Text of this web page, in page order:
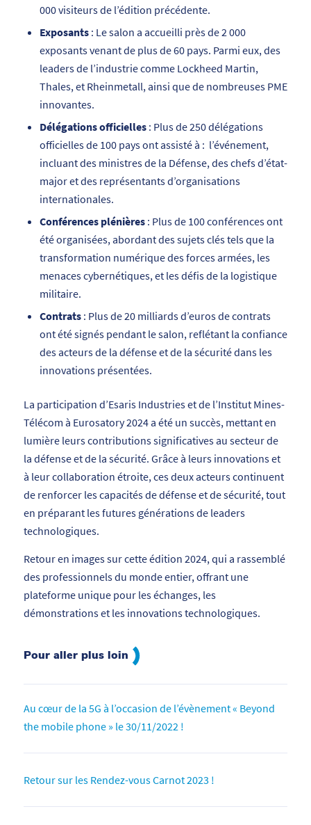
000 visiteurs de l’édition précédente.
Exposants: Le salon a accueilli près de 2 000
exposants venant de plus de 60 pays. Parmi eux, des
leaders de l’industrie comme Lockheed Martin,
Thales, et Rheinmetall, ainsi que de nombreuses PME
innovantes.
Délégations officielles: Plus de 250 délégations
officielles de 100 pays ont assisté à : l’événement,
incluant des ministres de la Défense, des chefs d’état-
major et des représentants d’organisations
internationales.
Conférences plénières: Plus de 100 conférences ont
été organisées, abordant des sujets clés tels que la
transformation numérique des forces armées, les
menaces cybernétiques, et les défis de la logistique
militaire.
Contrats: Plus de 20 milliards d’euros de contrats
ont été signés pendant le salon, reflétant la confiance
des acteurs de la défense et de la sécurité dans les
innovations présentées.
La participation d’Esaris Industries et de l’Institut Mines-
Télécom à Eurosatory 2024 a été un succès, mettant en
lumière leurs contributions significatives au secteur de
la défense et de la sécurité. Grâce à leurs innovations et
à leur collaboration étroite, ces deux acteurs continuent
de renforcer les capacités de défense et de sécurité, tout
en préparant les futures générations de leaders
technologiques.
Retour en images sur cette édition 2024, qui a rassemblé
des professionnels du monde entier, offrant une
plateforme unique pour les échanges, les
démonstrations et les innovations technologiques.
Pour aller plus loin
Au cœur de la 5G à l’occasion de l’évènement « Beyond
the mobile phone » le 30/11/2022 !
Retour sur les Rendez-vous Carnot 2023 !